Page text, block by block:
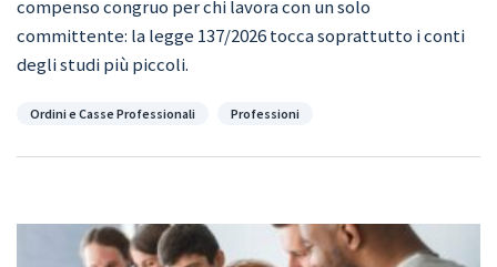
compenso congruo per chi lavora con un solo
committente: la legge 137/2026 tocca soprattutto i conti
degli studi più piccoli.
Categorie
Ordini e Casse Professionali Professioni